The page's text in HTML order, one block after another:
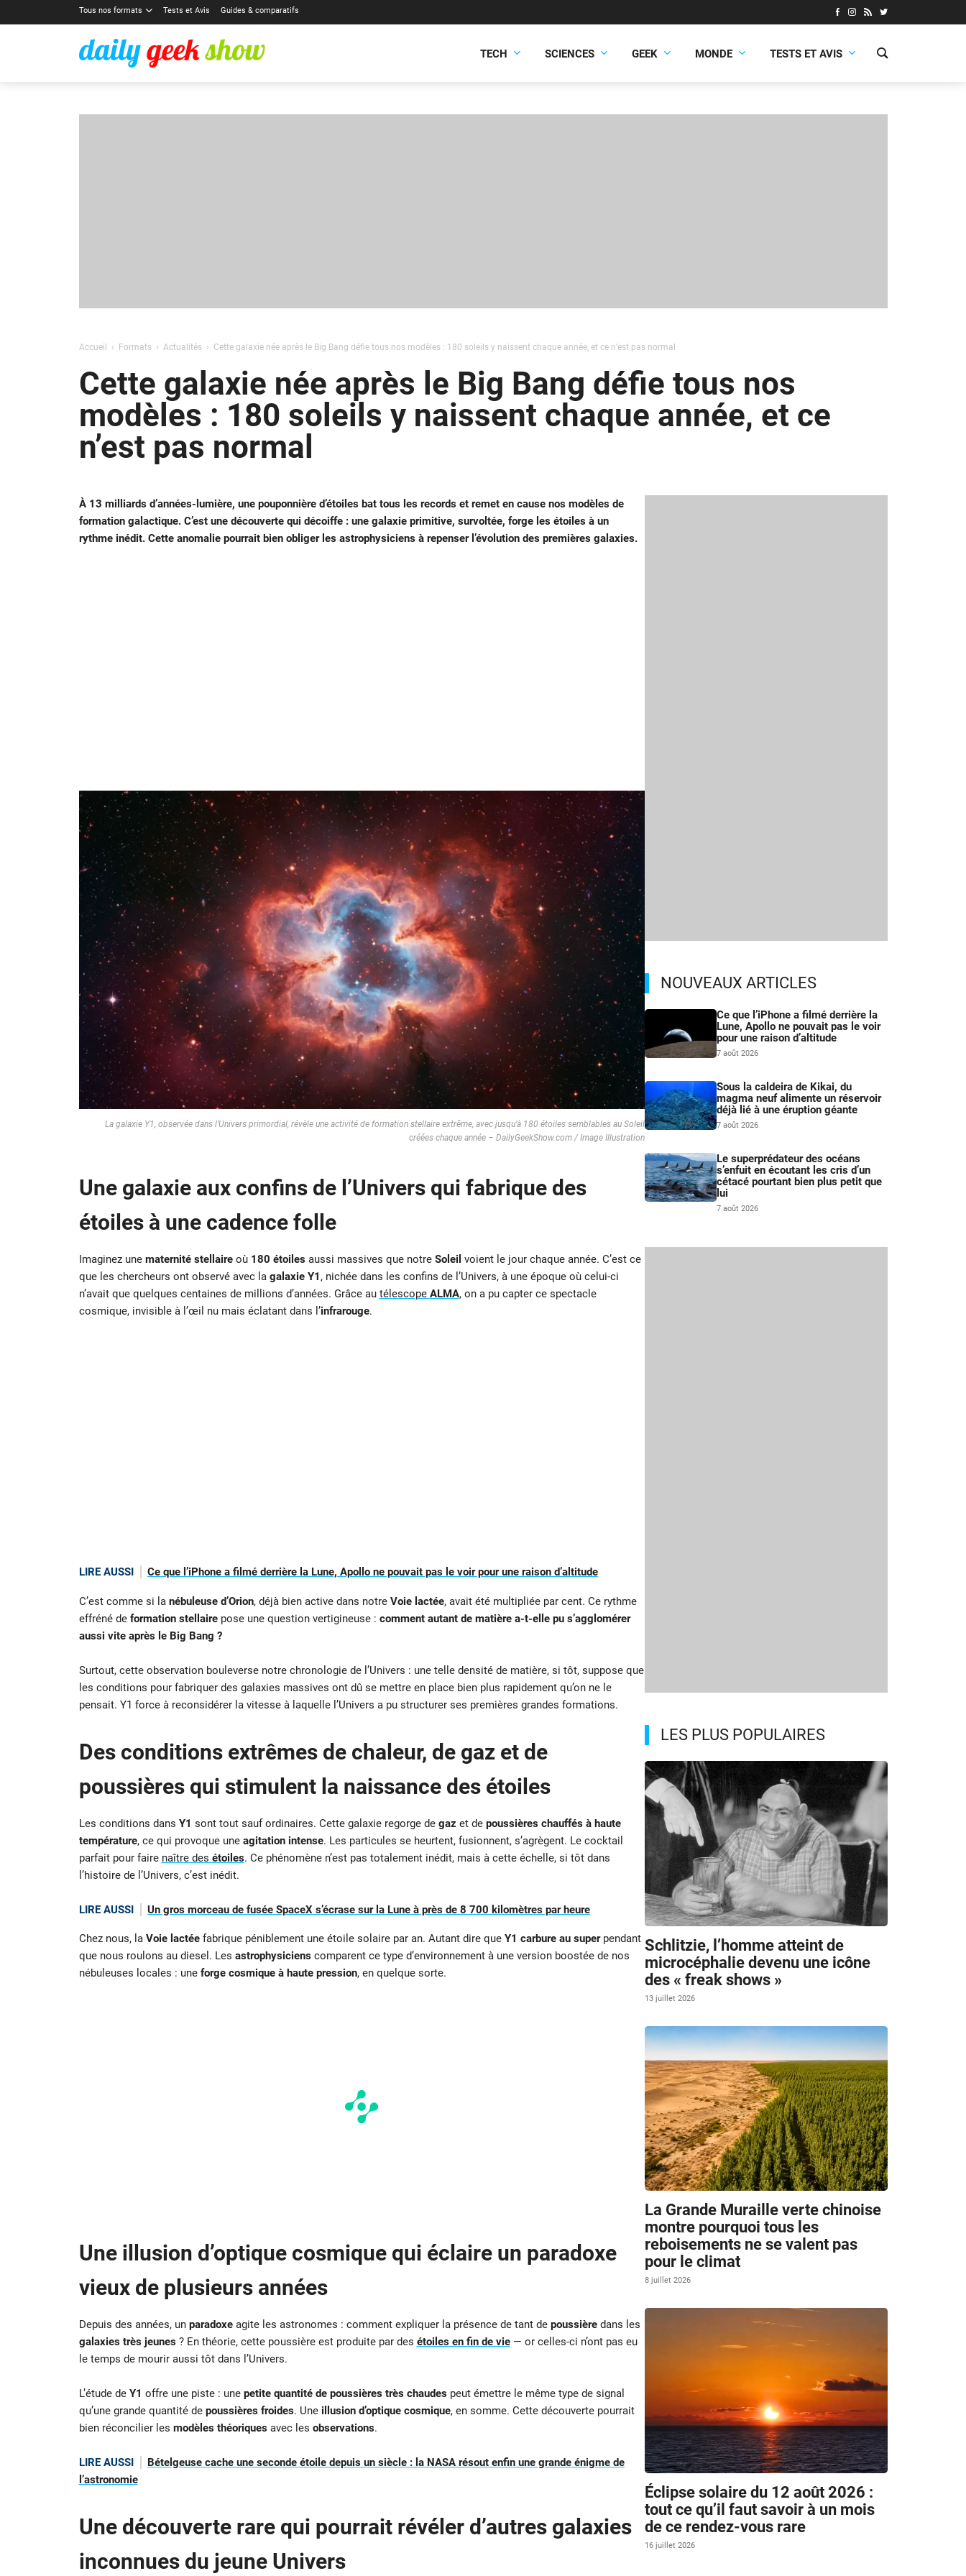
Tous nos formats Tests et Avis Guides & comparatifs
TECH SCIENCES GEEK MONDE TESTS ET AVIS
Accueil Formats Actualités Cette galaxie née après le Big Bang défie tous nos modèles : 180 soleils y naissent chaque année, et ce n’est pas normal
Cette galaxie née après le Big Bang défie tous nos
modèles : 180 soleils y naissent chaque année, et ce
n’est pas normal
À 13 milliards d’années-lumière, une pouponnière d’étoiles bat tous les records et remet en cause nos modèles de
formation galactique. C’est une découverte qui décoiffe : une galaxie primitive, survoltée, forge les étoiles à un
rythme inédit. Cette anomalie pourrait bien obliger les astrophysiciens à repenser l’évolution des premières galaxies.
La galaxie Y1, observée dans l’Univers primordial, révèle une activité de formation stellaire extrême, avec jusqu’à 180 étoiles semblables au Soleil
créées chaque année – DailyGeekShow.com / Image Illustration
Une galaxie aux confins de l’Univers qui fabrique des
étoiles à une cadence folle
Imaginez une maternité stellaireoù 180 étoilesaussi massives que notre Soleil voient le jour chaque année. C’est ce
que les chercheurs ont observé avec la galaxie Y1 , nichée dans les confins de l’Univers, à une époque où celui-ci
n’avait que quelques centaines de millions d’années. Grâce au télescope ALMA, on a pu capter ce spectacle
cosmique, invisible à l’œil nu mais éclatant dans l’infrarouge.
LIRE AUSSI Ce que l’iPhone a filmé derrière la Lune, Apollo ne pouvait pas le voir pour une raison d’altitude
C’est comme si la nébuleuse d’Orion, déjà bien active dans notre Voie lactée, avait été multipliée par cent. Ce rythme
effréné de formation stellairepose une question vertigineuse : comment autant de matière a-t-elle pu s’agglomérer
aussi vite après le Big Bang ?
Surtout, cette observation bouleverse notre chronologie de l’Univers : une telle densité de matière, si tôt, suppose que
les conditions pour fabriquer des galaxies massives ont dû se mettre en place bien plus rapidement qu’on ne le
pensait. Y1 force à reconsidérer la vitesse à laquelle l’Univers a pu structurer ses premières grandes formations.
Des conditions extrêmes de chaleur, de gaz et de
poussières qui stimulent la naissance des étoiles
Les conditions dans Y1 sont tout sauf ordinaires. Cette galaxie regorge de gazet de poussières chauffés à haute
température, ce qui provoque une agitation intense. Les particules se heurtent, fusionnent, s’agrègent. Le cocktail
parfait pour faire naître des étoiles. Ce phénomène n’est pas totalement inédit, mais à cette échelle, si tôt dans
l’histoire de l’Univers, c’est inédit.
LIRE AUSSI Un gros morceau de fusée SpaceX s’écrase sur la Lune à près de 8 700 kilomètres par heure
Chez nous, la Voie lactéefabrique péniblement une étoile solaire par an. Autant dire que Y1 carbure au superpendant
que nous roulons au diesel. Les astrophysicienscomparent ce type d’environnement à une version boostée de nos
nébuleuses locales : une forge cosmique à haute pression, en quelque sorte.
Une illusion d’optique cosmique qui éclaire un paradoxe
vieux de plusieurs années
Depuis des années, un paradoxeagite les astronomes : comment expliquer la présence de tant de poussièredans les
galaxies très jeunes? En théorie, cette poussière est produite par des étoiles en fin de vie— or celles-ci n’ont pas eu
le temps de mourir aussi tôt dans l’Univers.
L’étude de Y1 offre une piste : une petite quantité de poussières très chaudespeut émettre le même type de signal
qu’une grande quantité de poussières froides. Une illusion d’optique cosmique, en somme. Cette découverte pourrait
bien réconcilier les modèles théoriquesavec les observations.
LIRE AUSSI
Bételgeuse cache une seconde étoile depuis un siècle : la NASA résout enfin une grande énigme de
l’astronomie
Une découverte rare qui pourrait révéler d’autres galaxies
inconnues du jeune Univers
NOUVEAUX ARTICLES
Ce que l’iPhone a filmé derrière la
Lune, Apollo ne pouvait pas le voir
pour une raison d’altitude
7 août 2026
Sous la caldeira de Kikai, du
magma neuf alimente un réservoir
déjà lié à une éruption géante
7 août 2026
Le superprédateur des océans
s’enfuit en écoutant les cris d’un
cétacé pourtant bien plus petit que
lui
7 août 2026
LES PLUS POPULAIRES
Schlitzie, l’homme atteint de
microcéphalie devenu une icône
des « freak shows »
13 juillet 2026
La Grande Muraille verte chinoise
montre pourquoi tous les
reboisements ne se valent pas
pour le climat
8 juillet 2026
Éclipse solaire du 12 août 2026 :
tout ce qu’il faut savoir à un mois
de ce rendez-vous rare
16 juillet 2026